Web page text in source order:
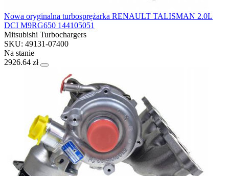
Nowa oryginalna turbosprężarka RENAULT TALISMAN 2.0L
DCI M9RG650 144105051
Mitsubishi Turbochargers
SKU: 49131-07400
Na stanie
2926.64 zł